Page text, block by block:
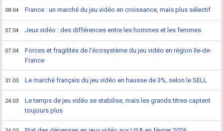
08.04 France : un marché du jeu vidéo en croissance, mais plus sélectif
07.04 Jeux vidéo : des différences entre les hommes et les femmes
07.04
Forces et fragilités de l'écosystème du jeu vidéo en région Ile-de-
France
31.03 Le marché français du jeu vidéo en hausse de 3%, selon le SELL
24.03
Le temps de jeu vidéo se stabilise, mais les grands titres captent
toujours plus